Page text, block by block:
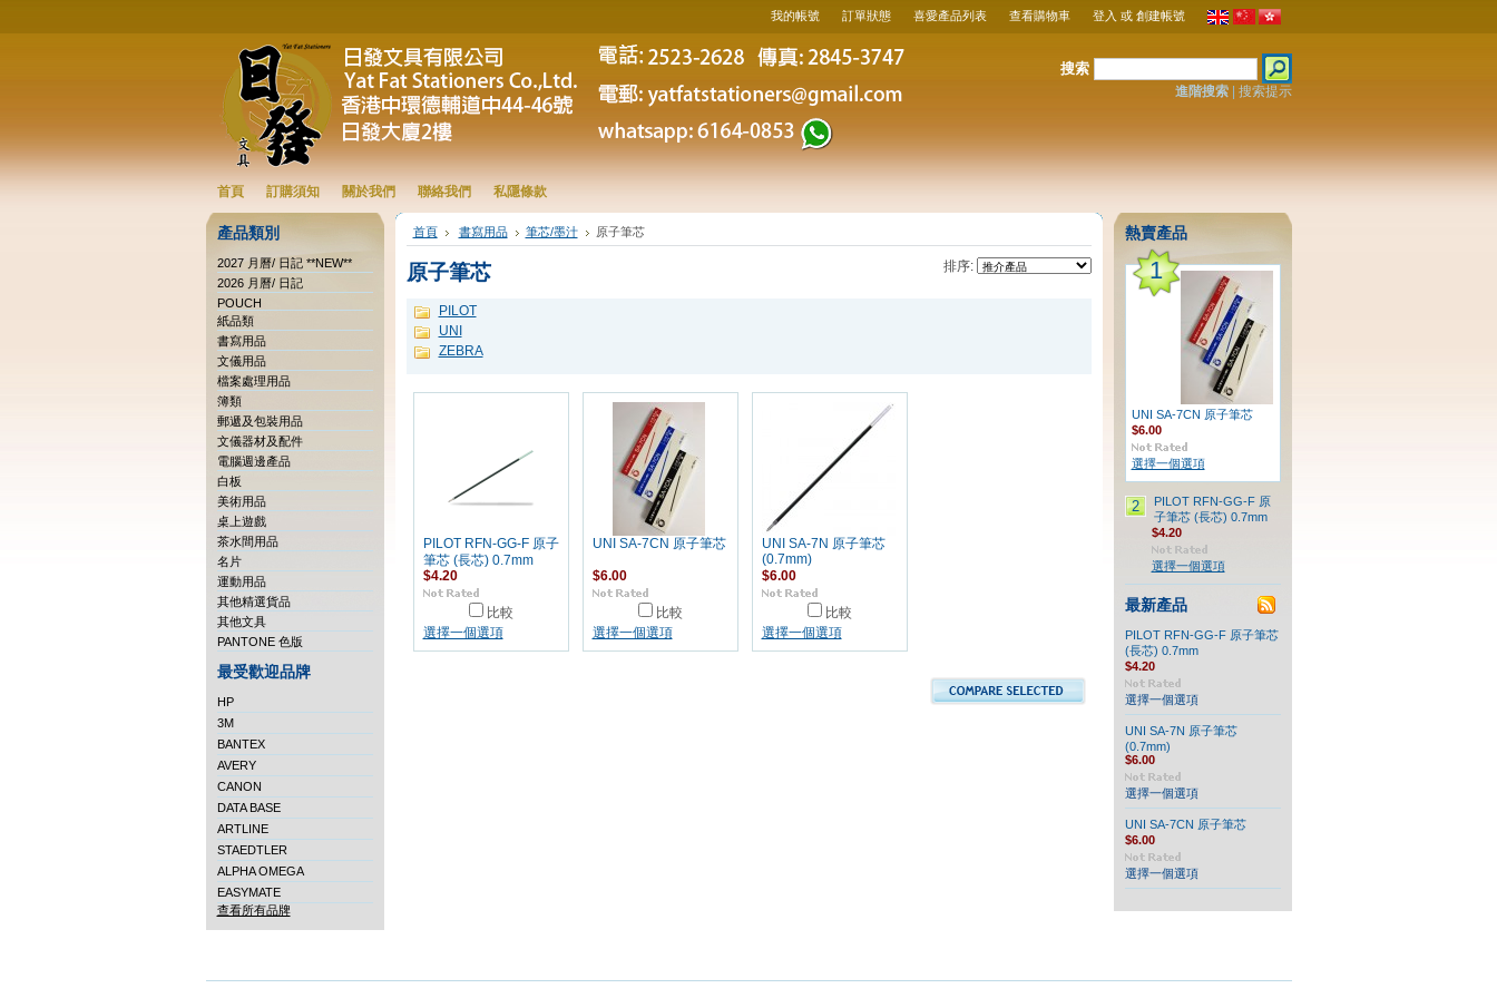
我的帳號 訂單狀態 喜愛產品列表 查看購物車 登入 或 創建帳號
搜索
進階搜索| 搜索提示
首頁 訂購須知 關於我們 聯絡我們 私隱條款
產品類別
2027 月曆/ 日記 **NEW**
2026 月曆/ 日記
POUCH
紙品類
書寫用品
文儀用品
檔案處理用品
簿類
郵遞及包裝用品
文儀器材及配件
電腦週邊產品
白板
美術用品
桌上遊戲
茶水間用品
名片
運動用品
其他精選貨品
其他文具
PANTONE 色版
最受歡迎品牌
HP
3M
BANTEX
AVERY
CANON
DATA BASE
ARTLINE
STAEDTLER
ALPHA OMEGA
EASYMATE
查看所有品牌
首頁 書寫用品 筆芯/墨汁 原子筆芯
排序:
原子筆芯
PILOT
UNI
ZEBRA
PILOT RFN-GG-F 原子
筆芯 (長芯) 0.7mm
$4.20
比較
選擇一個選項
UNI SA-7CN 原子筆芯
$6.00
比較
選擇一個選項
UNI SA-7N 原子筆芯
(0.7mm)
$6.00
比較
選擇一個選項
熱賣產品
1
UNI SA-7CN 原子筆芯
$6.00
選擇一個選項
2
PILOT RFN-GG-F 原
子筆芯 (長芯) 0.7mm
$4.20
選擇一個選項
最新產品
PILOT RFN-GG-F 原子筆芯
(長芯) 0.7mm
$4.20
選擇一個選項
UNI SA-7N 原子筆芯
(0.7mm)
$6.00
選擇一個選項
UNI SA-7CN 原子筆芯
$6.00
選擇一個選項